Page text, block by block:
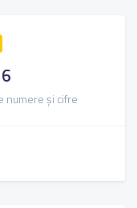
numere și cifre